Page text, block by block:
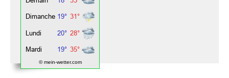
© mein-wetter.com